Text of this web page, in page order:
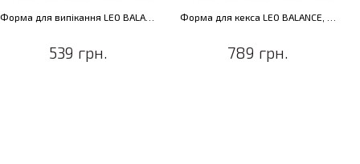
789 грн. 459 грн.